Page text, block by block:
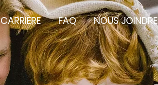
CARRIÈRE FAQ NOUS JOINDRE